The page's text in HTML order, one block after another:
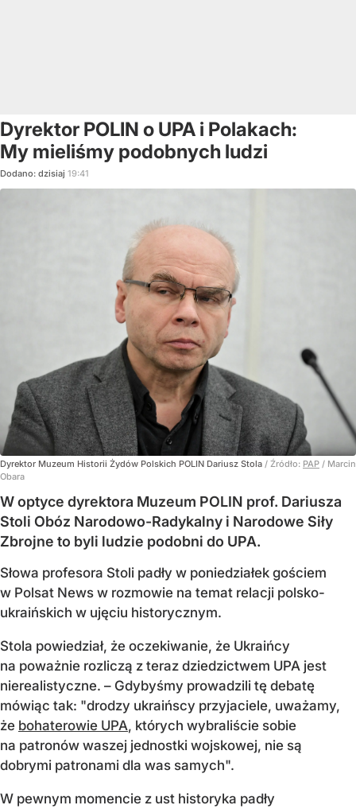
Dyrektor POLIN o UPA i Polakach:
My mieliśmy podobnych ludzi
Dodano: dzisiaj 19:41
Dyrektor Muzeum Historii Żydów Polskich POLIN Dariusz Stola / Źródło: PAP / Marcin
Obara
W optyce dyrektora Muzeum POLIN prof. Dariusza
Stoli Obóz Narodowo-Radykalny i Narodowe Siły
Zbrojne to byli ludzie podobni do UPA.
Słowa profesora Stoli padły w poniedziałek gościem
w Polsat News w rozmowie na temat relacji polsko-
ukraińskich w ujęciu historycznym.
Stola powiedział, że oczekiwanie, że Ukraińcy
na poważnie rozliczą z teraz dziedzictwem UPA jest
nierealistyczne. – Gdybyśmy prowadzili tę debatę
mówiąc tak: "drodzy ukraińscy przyjaciele, uważamy,
że bohaterowie UPA, których wybraliście sobie
na patronów waszej jednostki wojskowej, nie są
dobrymi patronami dla was samych".
W pewnym momencie z ust historyka padły